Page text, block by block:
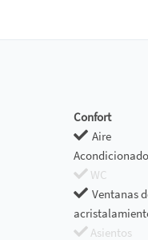
Confort
Aire
Acondicionado
WC
Ventanas
Asientos